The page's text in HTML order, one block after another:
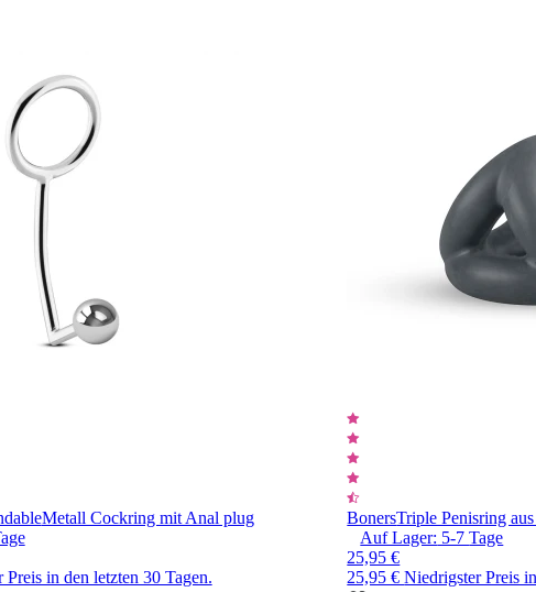
Metall Cockring mit Anal plug
Preis in den letzten 30 Tagen.
BonersTriple Penisring
Auf Lager: 5-7Tage
25,95 €
25,95 €Niedrigster Preis